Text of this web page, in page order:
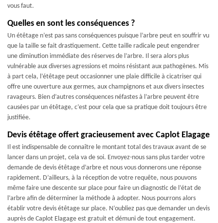
vous faut.
Quelles en sont les conséquences ?
Un étêtage n’est pas sans conséquences puisque l’arbre peut en souffrir vu
que la taille se fait drastiquement. Cette taille radicale peut engendrer
une diminution immédiate des réserves de l’arbre. Il sera alors plus
vulnérable aux diverses agressions et moins résistant aux pathogènes. Mis
à part cela, l’étêtage peut occasionner une plaie difficile à cicatriser qui
offre une ouverture aux germes, aux champignons et aux divers insectes
ravageurs. Bien d’autres conséquences néfastes à l’arbre peuvent être
causées par un étêtage, c’est pour cela que sa pratique doit toujours être
justifiée.
Devis étêtage offert gracieusement avec Caplot Elagage
Il est indispensable de connaître le montant total des travaux avant de se
lancer dans un projet, cela va de soi. Envoyez-nous sans plus tarder votre
demande de devis étêtage d’arbre et nous vous donnerons une réponse
rapidement. D’ailleurs, à la réception de votre requête, nous pouvons
même faire une descente sur place pour faire un diagnostic de l’état de
l’arbre afin de déterminer la méthode à adopter. Nous pourrons alors
établir votre devis étêtage sur place. N’oubliez pas que demander un devis
auprès de Caplot Elagage est gratuit et démuni de tout engagement.